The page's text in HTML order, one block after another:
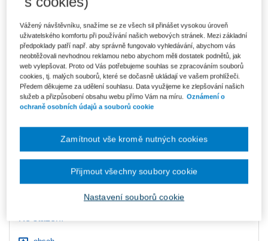
246 Kč
E-kniha Smarteca
V prodeji - ihned k dispozici
Co je Smarteca?
412 Kč
Ušetříte 216 Kč
DMOC 628 Kč
Balíček - Tištěná kniha + E-kniha
Smarteca
Skladem- expedice do 2 pracovních dnů
Co je Smarteca?
Upozorňujeme, že v období od 1.8. do 21.8. z technických
důvodů nemůžeme vystavovat daňové doklady. Budou vám
zaslány dodatečně e-mailem.
ks Vložit do košíku
Ceny jsou včetně DPH
Vážený návštěvníku, snažíme se ze všech sil přinášet vysokou úroveň
uživatelského komfortu při používání našich webových stránek. Mezi základní
předpoklady patří např. aby správně fungovalo vyhledávání, abychom vás
neobtěžovali nevhodnou reklamou nebo abychom měli dostatek podnětů, jak
web vylepšovat. Proto od Vás potřebujeme souhlas se zpracováním souborů
cookies, tj. malých souborů, které se dočasně ukládají ve vašem prohlížeči.
Předem děkujeme za udělení souhlasu. Data využijeme ke zlepšování našich
služeb a přizpůsobení obsahu webu přímo Vám na míru. Oznámení o
ochraně osobních údajů a souborů cookie
Nastavení souborů cookie
Zamítnout vše kromě nutných cookies
Přijmout všechny soubory cookie